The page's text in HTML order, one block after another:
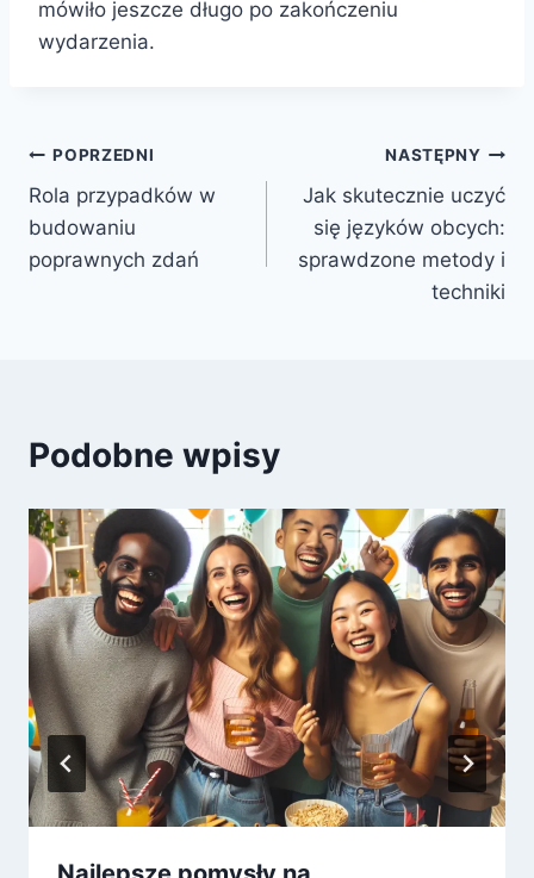
mówiło jeszcze długo po zakończeniu
wydarzenia.
Nawigacja
wpisu
POPRZEDNI
Rola przypadków w
budowaniu
poprawnych zdań
NASTĘPNY
Jak skutecznie uczyć
się języków obcych:
sprawdzone metody i
techniki
Podobne wpisy